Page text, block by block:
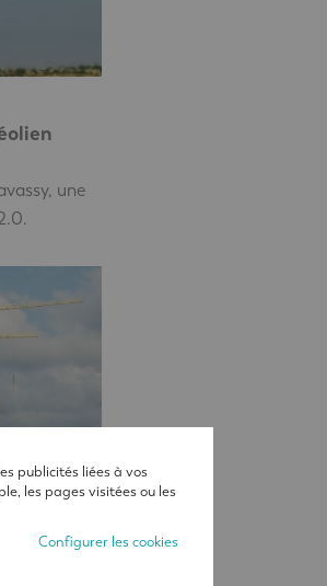
une
publicités liées à vos
les pages visitées ou les
Configurer les cookies